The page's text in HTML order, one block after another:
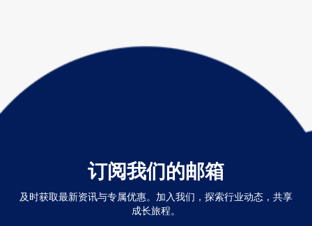
订阅我们的邮箱
及时获取最新资讯与专属优惠。加入我们，探索行业动态，共享
成长旅程。